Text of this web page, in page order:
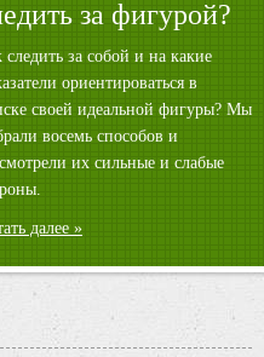
за фигурой?
следить за собой и на какие
ориентироваться в
своей идеальной фигуры? Мы
восемь способов и
их сильные и слабые
далее »